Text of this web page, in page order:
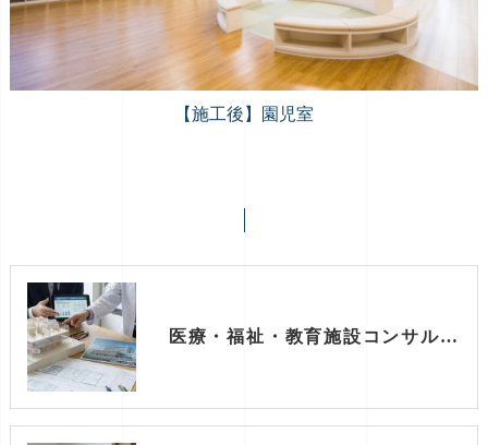
【施工後】園児室
医療・福祉・教育施設コンサルタント